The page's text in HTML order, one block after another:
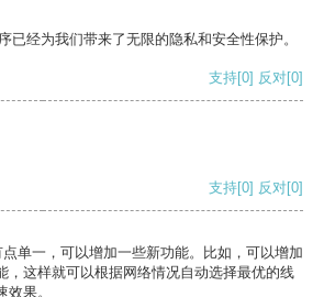
已经为我们带来了无限的隐私和安全性保护。
支持[0] 反对[0]
支持[0] 反对[0]
单一，可以增加一些新功能。比如，可以增加
，这样就可以根据网络情况自动选择最优的线
果。